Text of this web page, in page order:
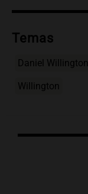
Temas
Daniel Willington
Willington